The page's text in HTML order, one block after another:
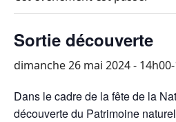
Sortie découverte
dimanche 26 mai 2024 -
Dans le cadre de la fête de la
découverte du Patrimoine